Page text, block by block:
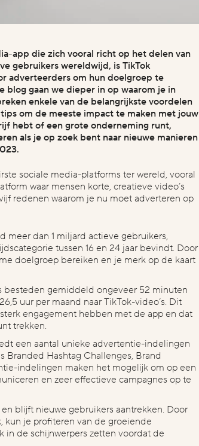
hoe wil je dat we contact opnemen?
app die zich vooral richt op het delen van
gebruikers wereldwijd, is TikTok
adverteerders om hun doelgroep te
blog gaan we dieper in op waarom je in
enkele van de belangrijkste voordelen
om de meeste impact te maken met jouw
hebt of een grote onderneming runt,
als je op zoek bent naar nieuwe manieren
sociale media-platforms ter wereld, vooral
waar mensen korte, creatieve video’s
redenen waarom je nu moet adverteren op
meer dan 1 miljard actieve gebruikers,
tussen 16 en 24 jaar bevindt. Door
doelgroep bereiken en je merk op de kaart
besteden gemiddeld ongeveer 52 minuten
uur per maand naar TikTok-video’s. Dit
engagement hebben met de app en dat
trekken.
een aantal unieke advertentie-indelingen
Branded Hashtag Challenges, Brand
indelingen maken het mogelijk om op een
en zeer effectieve campagnes op te
blijft nieuwe gebruikers aantrekken. Door
kun je profiteren van de groeiende
in de schijnwerpers zetten voordat de